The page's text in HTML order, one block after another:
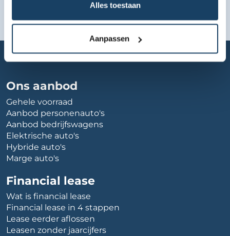
Alles toestaan
Aanpassen
Home Autobedrijf vallei-auto-groep-veenendaal-seat-/-skoda
Ons aanbod
Gehele voorraad
Aanbod personenauto's
Aanbod bedrijfswagens
Elektrische auto's
Hybride auto's
Marge auto's
Financial lease
Wat is financial lease
Financial lease in 4 stappen
Lease eerder aflossen
Leasen zonder jaarcijfers